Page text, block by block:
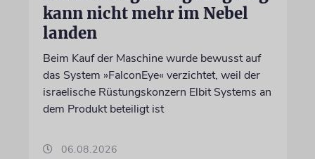
kann nicht mehr im Nebel
landen
Beim Kauf der Maschine wurde bewusst auf
das System »FalconEye« verzichtet, weil der
israelische Rüstungskonzern Elbit Systems an
dem Produkt beteiligt ist
06.08.2026